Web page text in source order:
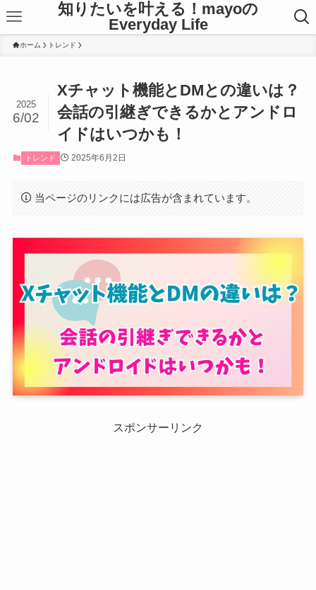
知りたいを叶える！mayoの
Everyday Life
ホーム トレンド
Xチャット機能とDMとの違いは？
会話の引継ぎできるかとアンドロ
イドはいつかも！
2025
6/02
トレンド 2025年6月2日
当ページのリンクには広告が含まれています。
スポンサーリンク